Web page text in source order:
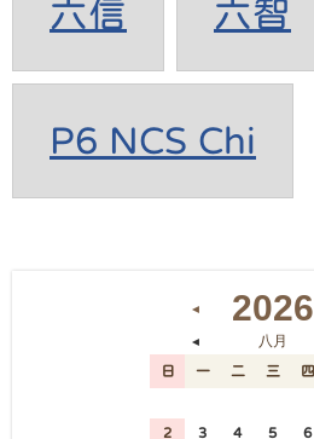
六信 六智
P6 NCS Chi
◄ 2026
◄ 八月
日 一 二 三 四
2 3 4 5 6